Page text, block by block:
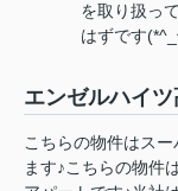
を取り扱っ
はずです
エンゼルハイ
こちらの物件はス
ます♪こちらの物件